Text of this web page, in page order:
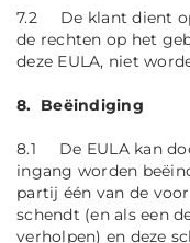
7.2 De klant dient
de rechten op het
deze EULA, niet
8. Beëindiging
8.1 De EULA kan
ingang worden
partij één van de
schendt (en als een
verholpen) en deze